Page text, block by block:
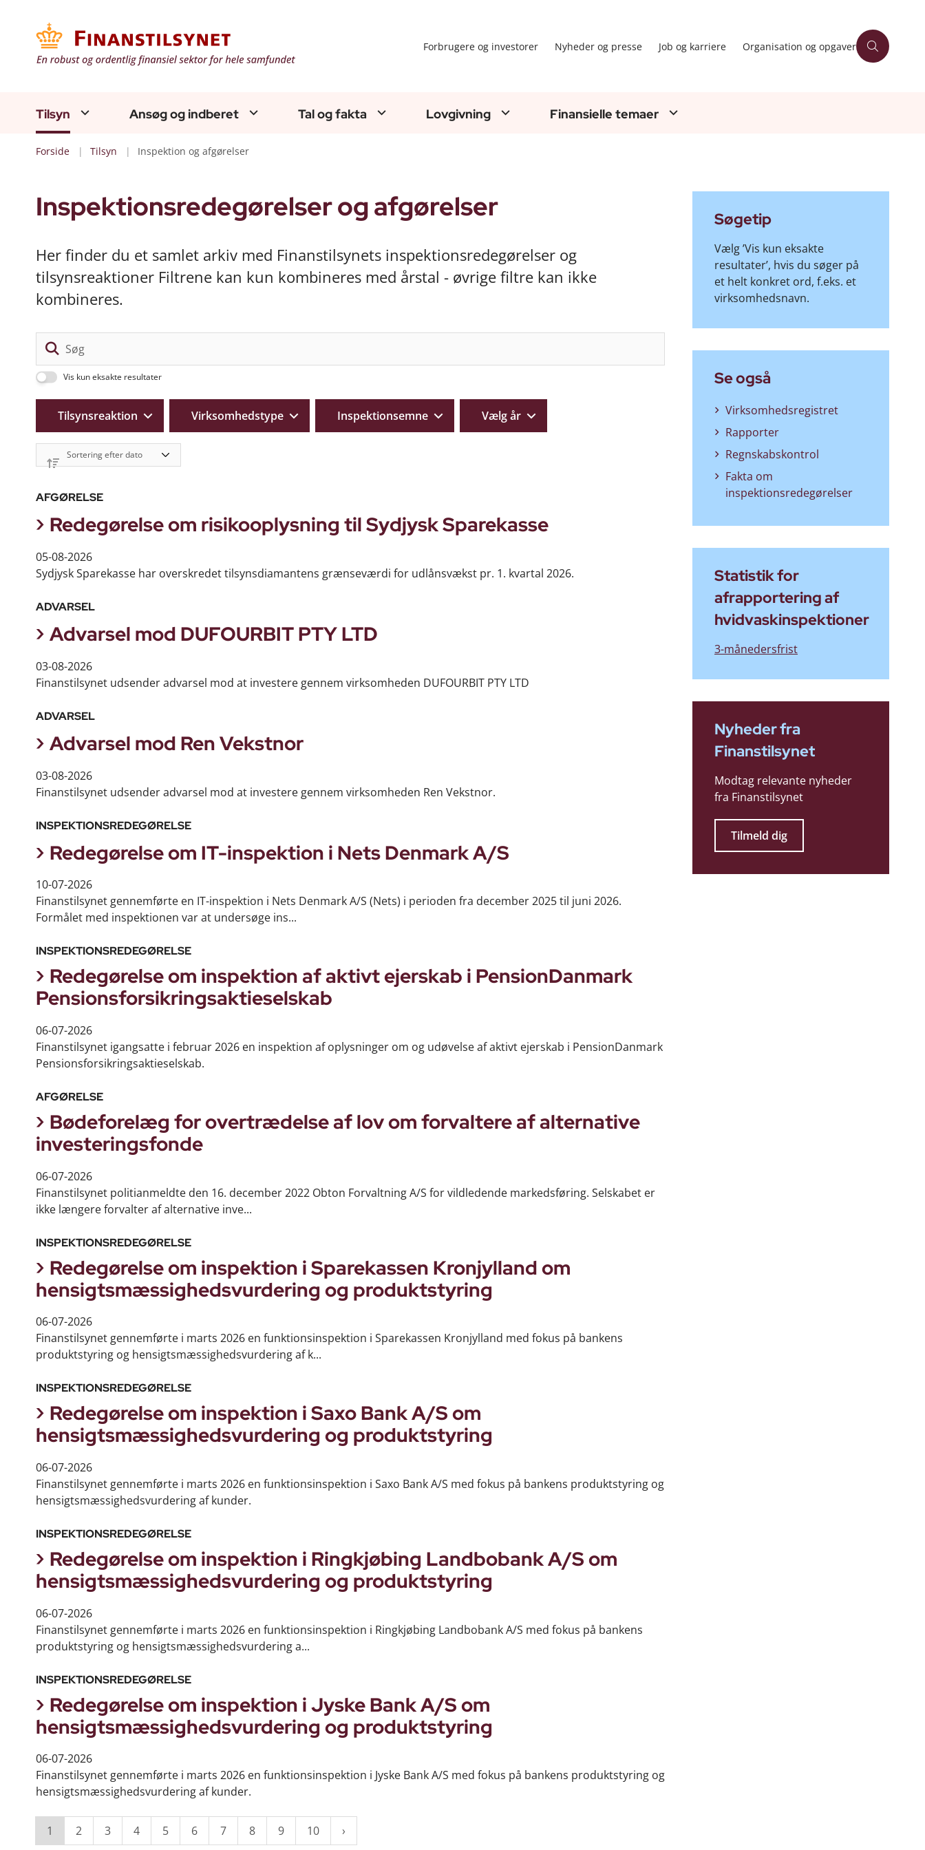
Forbrugere og investorer Nyheder og presse Job og karriere Organisation og opgaver
Tilsyn Ansøg og indberet Tal og fakta Lovgivning Finansielle temaer
Forside Tilsyn Inspektion og afgørelser
Inspektionsredegørelser og afgørelser
Her finder du et samlet arkiv med Finanstilsynets inspektionsredegørelser og
tilsynsreaktioner Filtrene kan kun kombineres med årstal - øvrige filtre kan ikke
kombineres.
Vis kun eksakte resultater
Tilsynsreaktion Virksomhedstype Inspektionsemne Vælg år
AFGØRELSE
Redegørelse om risikooplysning til Sydjysk Sparekasse
05-08-2026
Sydjysk Sparekasse har overskredet tilsynsdiamantens grænseværdi for udlånsvækst pr. 1. kvartal 2026.
ADVARSEL
Advarsel mod DUFOURBIT PTY LTD
03-08-2026
Finanstilsynet udsender advarsel mod at investere gennem virksomheden DUFOURBIT PTY LTD
ADVARSEL
Advarsel mod Ren Vekstnor
03-08-2026
Finanstilsynet udsender advarsel mod at investere gennem virksomheden Ren Vekstnor.
INSPEKTIONSREDEGØRELSE
Redegørelse om IT-inspektion i Nets Denmark A/S
10-07-2026
Finanstilsynet gennemførte en IT-inspektion i Nets Denmark A/S (Nets) i perioden fra december 2025 til juni 2026.
Formålet med inspektionen var at undersøge ins...
INSPEKTIONSREDEGØRELSE
Redegørelse om inspektion af aktivt ejerskab i PensionDanmark
Pensionsforsikringsaktieselskab
06-07-2026
Finanstilsynet igangsatte i februar 2026 en inspektion af oplysninger om og udøvelse af aktivt ejerskab i PensionDanmark
Pensionsforsikringsaktieselskab.
AFGØRELSE
Bødeforelæg for overtrædelse af lov om forvaltere af alternative
investeringsfonde
06-07-2026
Finanstilsynet politianmeldte den 16. december 2022 Obton Forvaltning A/S for vildledende markedsføring. Selskabet er
ikke længere forvalter af alternative inve...
INSPEKTIONSREDEGØRELSE
Redegørelse om inspektion i Sparekassen Kronjylland om
hensigtsmæssighedsvurdering og produktstyring
06-07-2026
Finanstilsynet gennemførte i marts 2026 en funktionsinspektion i Sparekassen Kronjylland med fokus på bankens
produktstyring og hensigtsmæssighedsvurdering af k...
INSPEKTIONSREDEGØRELSE
Redegørelse om inspektion i Saxo Bank A/S om
hensigtsmæssighedsvurdering og produktstyring
06-07-2026
Finanstilsynet gennemførte i marts 2026 en funktionsinspektion i Saxo Bank A/S med fokus på bankens produktstyring og
hensigtsmæssighedsvurdering af kunder.
INSPEKTIONSREDEGØRELSE
Redegørelse om inspektion i Ringkjøbing Landbobank A/S om
hensigtsmæssighedsvurdering og produktstyring
06-07-2026
Finanstilsynet gennemførte i marts 2026 en funktionsinspektion i Ringkjøbing Landbobank A/S med fokus på bankens
produktstyring og hensigtsmæssighedsvurdering a...
INSPEKTIONSREDEGØRELSE
Redegørelse om inspektion i Jyske Bank A/S om
hensigtsmæssighedsvurdering og produktstyring
06-07-2026
Finanstilsynet gennemførte i marts 2026 en funktionsinspektion i Jyske Bank A/S med fokus på bankens produktstyring og
hensigtsmæssighedsvurdering af kunder.
1 2 3 4 5 6 7 8 9 10
Søgetip
Vælg ’Vis kun eksakte
resultater’, hvis du søger på
et helt konkret ord, f.eks. et
virksomhedsnavn.
Se også
Virksomhedsregistret
Rapporter
Regnskabskontrol
Fakta om
inspektionsredegørelser
Statistik for
afrapportering af
hvidvaskinspektioner
3-månedersfrist
Nyheder fra
Finanstilsynet
Modtag relevante nyheder
fra Finanstilsynet
Tilmeld dig